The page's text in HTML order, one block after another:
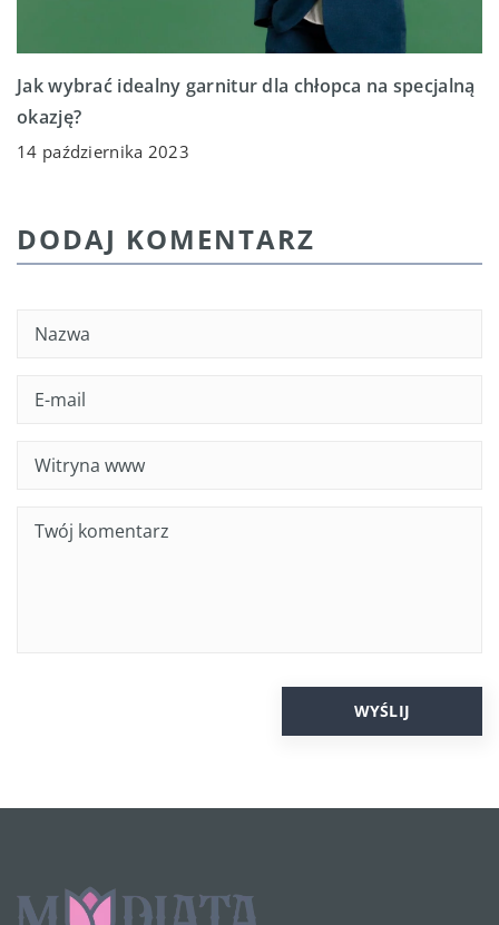
Jak wybrać idealny garnitur dla chłopca na specjalną
okazję?
14 października 2023
DODAJ KOMENTARZ